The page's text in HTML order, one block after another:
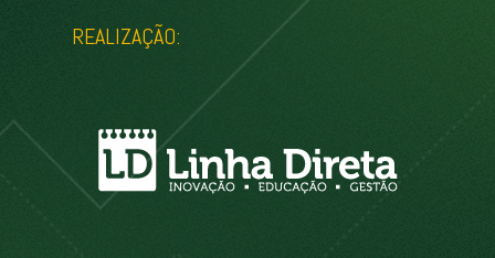
REALIZAÇÃO: